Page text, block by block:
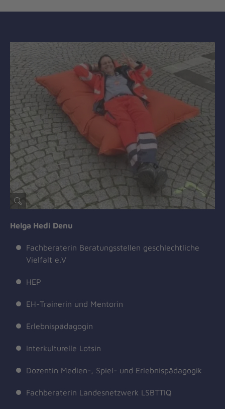
Helga Hedi Denu
Fachberaterin Beratungsstellen geschlechtliche
Vielfalt e.V
HEP
EH-Trainerin und Mentorin
Erlebnispädagogin
Interkulturelle Lotsin
Dozentin Medien-, Spiel- und Erlebnispädagogik
Fachberaterin Landesnetzwerk LSBTTIQ